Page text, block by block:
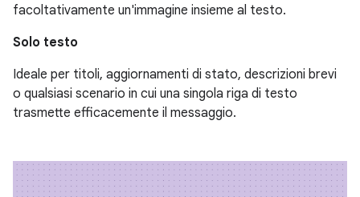
facoltativamente un'immagine insieme al testo.
Solo testo
Ideale per titoli, aggiornamenti di stato, descrizioni brevi
o qualsiasi scenario in cui una singola riga di testo
trasmette efficacemente il messaggio.